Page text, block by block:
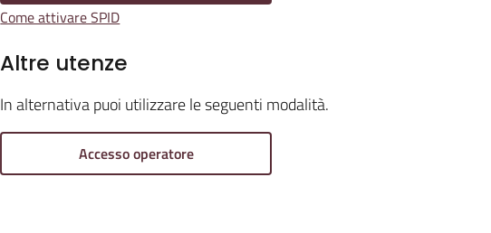
Come attivare SPID
Altre utenze
In alternativa puoi utilizzare le seguenti modalità.
Accesso operatore